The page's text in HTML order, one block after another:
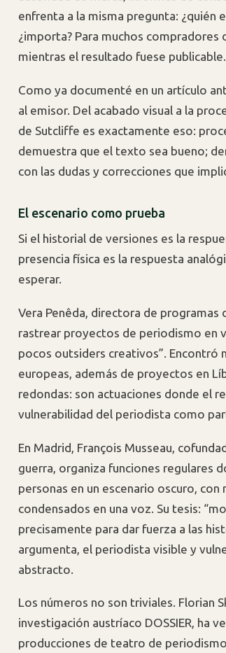
enfrenta a la misma pregunta: ¿quién
¿importa? Para muchos
mientras el resultado fuese
Como ya documenté en un artículo
al emisor. Del acabado visual a la
de Sutcliffe es exactamente eso:
demuestra que el texto sea bueno;
con las dudas y correcciones que
El escenario como prueba
Si el historial de versiones es la
presencia física es la respuesta
esperar.
Vera Penêda, directora de programas
rastrear proyectos de periodismo en
pocos outsiders creativos”. Encontró
europeas, además de proyectos en
redondas: son actuaciones donde el
vulnerabilidad del periodista como
En Madrid, François Musseau,
guerra, organiza funciones regulares
personas en un escenario oscuro,
condensados en una voz. Su tesis:
precisamente para dar fuerza a las
argumenta, el periodista visible y
abstracto.
Los números no son triviales. Florian
investigación austríaco DOSSIER, ha
producciones de teatro de